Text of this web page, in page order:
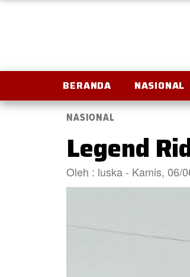
BERANDA NASIONAL
NASIONAL
Legend
Oleh : luska - Kamis, 06/